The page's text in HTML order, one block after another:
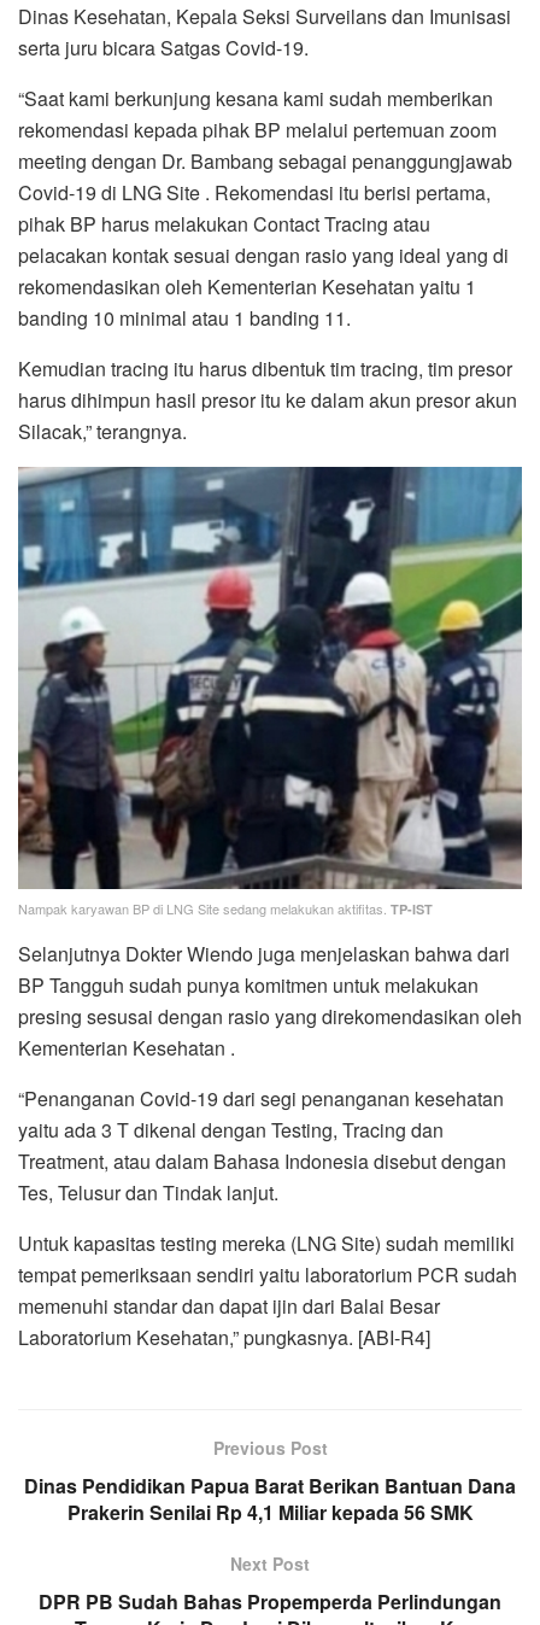
Dinas Kesehatan, Kepala Seksi Surveilans dan Imunisasi
serta juru bicara Satgas Covid-19.
“Saat kami berkunjung kesana kami sudah memberikan
rekomendasi kepada pihak BP melalui pertemuan zoom
meeting dengan Dr. Bambang sebagai penanggungjawab
Covid-19 di LNG Site . Rekomendasi itu berisi pertama,
pihak BP harus melakukan Contact Tracing atau
pelacakan kontak sesuai dengan rasio yang ideal yang di
rekomendasikan oleh Kementerian Kesehatan yaitu 1
banding 10 minimal atau 1 banding 11.
Kemudian tracing itu harus dibentuk tim tracing, tim presor
harus dihimpun hasil presor itu ke dalam akun presor akun
Silacak,” terangnya.
Nampak karyawan BP di LNG Site sedang melakukan aktifitas. TP-IST
Selanjutnya Dokter Wiendo juga menjelaskan bahwa dari
BP Tangguh sudah punya komitmen untuk melakukan
presing sesusai dengan rasio yang direkomendasikan oleh
Kementerian Kesehatan .
“Penanganan Covid-19 dari segi penanganan kesehatan
yaitu ada 3 T dikenal dengan Testing, Tracing dan
Treatment, atau dalam Bahasa Indonesia disebut dengan
Tes, Telusur dan Tindak lanjut.
Untuk kapasitas testing mereka (LNG Site) sudah memiliki
tempat pemeriksaan sendiri yaitu laboratorium PCR sudah
memenuhi standar dan dapat ijin dari Balai Besar
Laboratorium Kesehatan,” pungkasnya. [ABI-R4]
Previous Post
Dinas Pendidikan Papua Barat Berikan Bantuan Dana
Prakerin Senilai Rp 4,1 Miliar kepada 56 SMK
Next Post
DPR PB Sudah Bahas Propemperda Perlindungan